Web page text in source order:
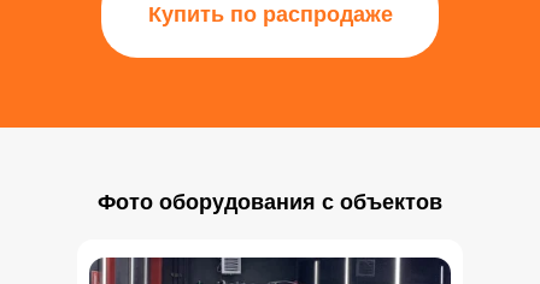
Купить по распродаже
Фото оборудования с объектов